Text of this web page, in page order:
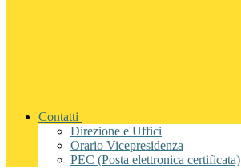
Contatti
Direzione e Uffici
Orario Vicepresidenza
PEC (Posta elettronica certificata)